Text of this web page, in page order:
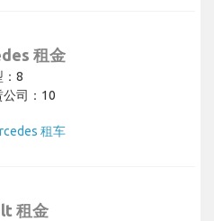
租金
：8
公司：10
租车
租金